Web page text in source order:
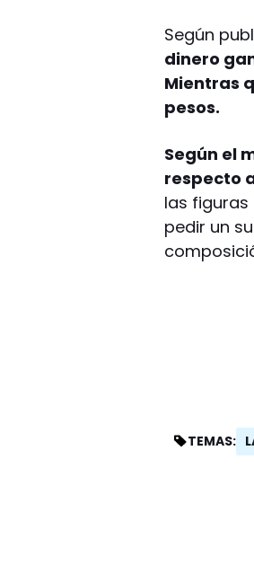
Según
dinero
Mientras
pesos.
Según el
respecto
las
pedir un
TEMAS: